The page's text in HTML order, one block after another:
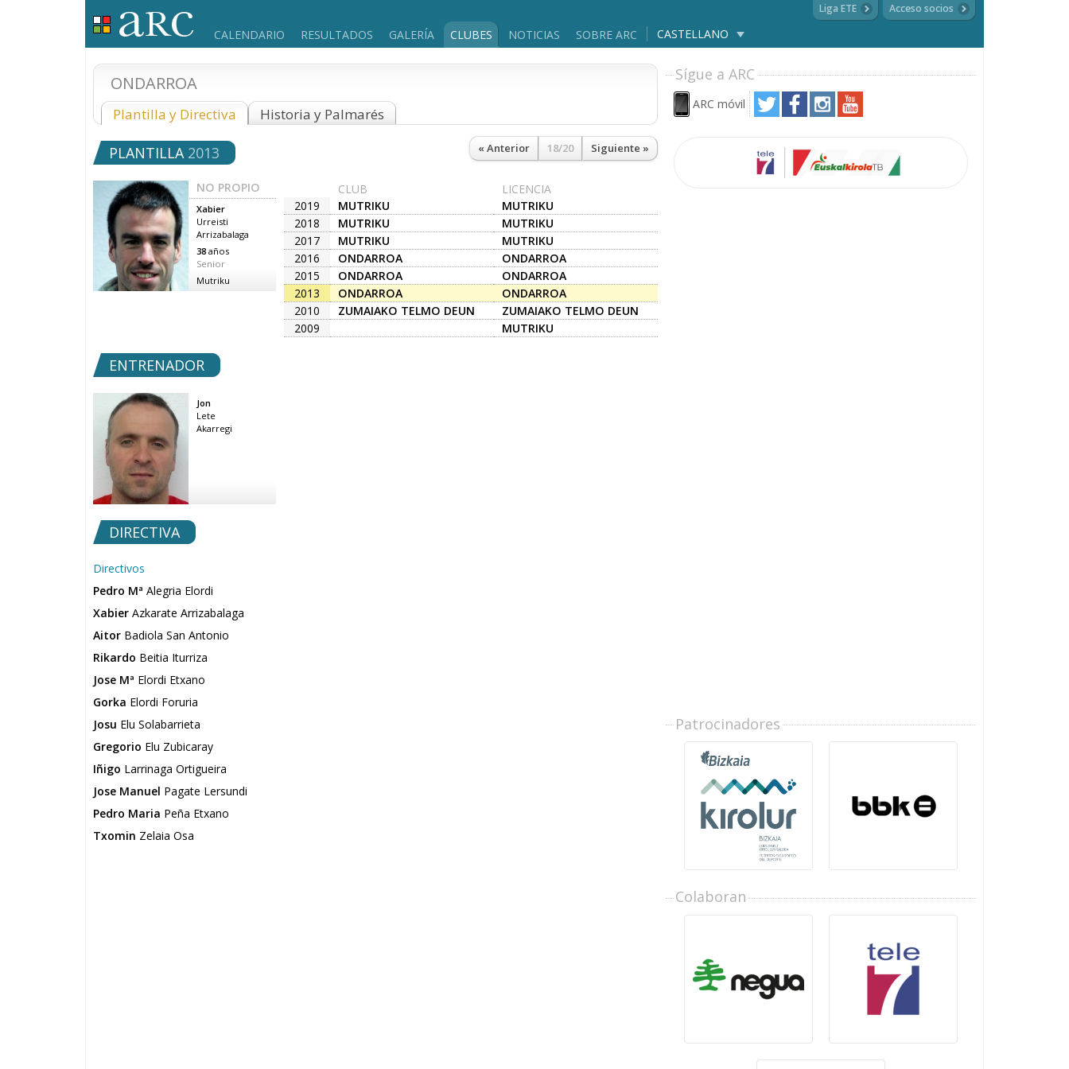
CALENDARIO RESULTADOS GALERÍA CLUBES NOTICIAS SOBRE ARC CASTELLANO
Liga ETE Acceso socios
ONDARROA
Plantilla y Directiva Historia y Palmarés
« Anterior 18/20 Siguiente »
PLANTILLA 2013
NO PROPIO
Xabier
Urreisti
Arrizabalaga
38 años
Senior
Mutriku
CLUB
LICENCIA
2019
MUTRIKU
MUTRIKU
2018
MUTRIKU
MUTRIKU
2017
MUTRIKU
MUTRIKU
2016
ONDARROA
ONDARROA
2015
ONDARROA
ONDARROA
2013
ONDARROA
ONDARROA
2010
ZUMAIAKO TELMO DEUN
ZUMAIAKO TELMO DEUN
A.K.E..
2009 MUTRIKU
ENTRENADOR
Jon
Lete
Akarregi
DIRECTIVA
Directivos
Pedro Mª Alegria Elordi
Xabier Azkarate Arrizabalaga
Aitor Badiola San Antonio
Rikardo Beitia Iturriza
Jose Mª Elordi Etxano
Gorka Elordi Foruria
Josu Elu Solabarrieta
Gregorio Elu Zubicaray
Iñigo Larrinaga Ortigueira
Jose Manuel Pagate Lersundi
Pedro Maria Peña Etxano
Txomin Zelaia Osa
Sígue a ARC
ARC móvil
Patrocinadores
Colaboran